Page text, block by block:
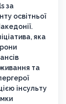
за
освітньої
яка
та
інсульту